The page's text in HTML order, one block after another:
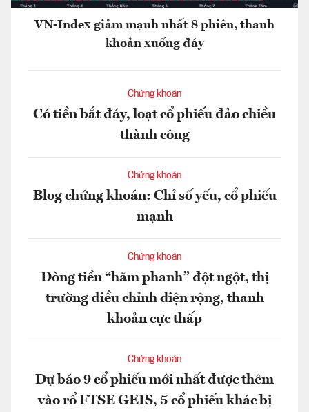
VN-Index giảm mạnh nhất 8 phiên, thanh
khoản xuống đáy
Chứng khoán
Có tiền bắt đáy, loạt cổ phiếu đảo chiều
thành công
Chứng khoán
Blog chứng khoán: Chỉ số yếu, cổ phiếu
mạnh
Chứng khoán
Dòng tiền “hãm phanh” đột ngột, thị
trường điều chỉnh diện rộng, thanh
khoản cực thấp
Chứng khoán
Dự báo 9 cổ phiếu mới nhất được thêm
vào rổ FTSE GEIS, 5 cổ phiếu khác bị